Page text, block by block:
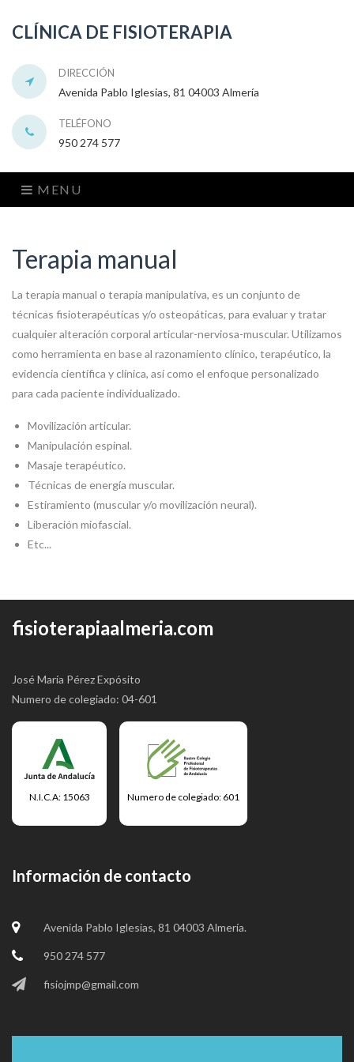
CLÍNICA DE FISIOTERAPIA
DIRECCIÓN
Avenida Pablo Iglesias, 81 04003 Almería
TELÉFONO
950 274 577
MENU
Terapia manual
La terapia manual o terapia manipulativa, es un conjunto de
técnicas fisioterapéuticas y/o osteopáticas, para evaluar y tratar
cualquier alteración corporal articular-nerviosa-muscular. Utilizamos
como herramienta en base al razonamiento clínico, terapéutico, la
evidencia científica y clínica, así como el enfoque personalizado
para cada paciente individualizado.
Movilización articular.
Manipulación espinal.
Masaje terapéutico.
Técnicas de energía muscular.
Estiramiento (muscular y/o movilización neural).
Liberación miofascial.
Etc...
fisioterapiaalmeria.com
José María Pérez Expósito
Numero de colegiado: 04-601
N.I.C.A: 15063 Numero de colegiado: 601
Información de contacto
Avenida Pablo Iglesias, 81 04003 Almería.
950 274 577
fisiojmp@gmail.com